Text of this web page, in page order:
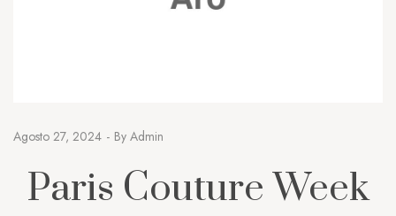
Agosto 27, 2024 By Admin
Paris Couture Week